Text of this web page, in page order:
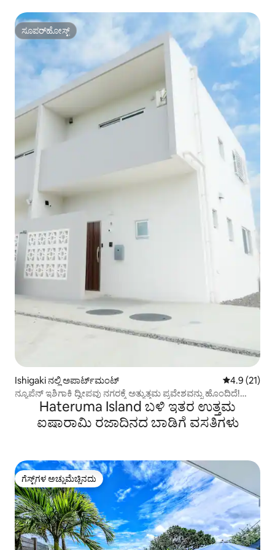
ಸೂಪರ್‌ಹೋಸ್ಟ್
ಸೂಪರ್‌ಹೋಸ್ಟ್
Ishigaki ನಲ್ಲಿ ಅಪಾರ್ಟ್‌ಮಂಟ್ 5 ರಲ್ಲಿ 4.9
4.9 (21)
ನ್ಯೂಪೆನ್ ಇಶಿಗಾಕಿ ದ್ವೀಪವು ನಗರಕ್ಕೆ ಅತ್ಯುತ್ತಮ ಪ್ರವೇಶವನ್ನು ಹೊಂದಿದೆ!
ಹೊಸದಾಗಿ ನಿರ್ಮಿಸಲಾದ 1 ಕಟ್ಟಡ 3 LDK ವರೆಗೆ 5 ಜನರು
Hateruma Island ಬಳಿ ಇತರ ಉತ್ತಮ
ಐಷಾರಾಮಿ ರಜಾದಿನದ ಬಾಡಿಗೆ ವಸತಿಗಳು
ಗೆಸ್ಟ್‌ಗಳ ಅಚ್ಚುಮೆಚ್ಚಿನದು
ಗೆಸ್ಟ್‌ಗಳ ಅಚ್ಚುಮೆಚ್ಚಿನದು